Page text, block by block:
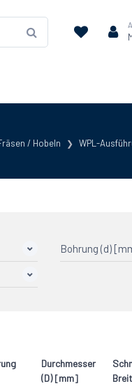
/ Hobeln WPL-
Bohrung (d)
30(-50)
Durchmesser
(D) [mm]